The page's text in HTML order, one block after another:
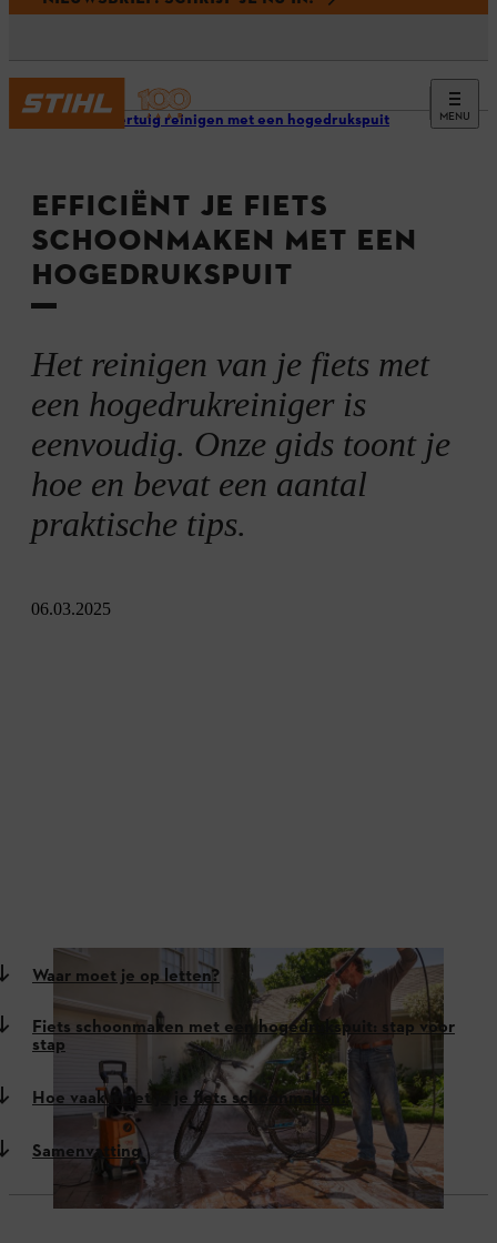
MENU
Een voertuig reinigen met een hogedrukspuit
EFFICIËNT JE FIETS
SCHOONMAKEN MET EEN
HOGEDRUKSPUIT
Het reinigen van je fiets met
een hogedrukreiniger is
eenvoudig. Onze gids toont je
hoe en bevat een aantal
praktische tips.
06.03.2025
Waar moet je op letten?
Fiets schoonmaken met een hogedrukspuit: stap voor
stap
Hoe vaak moet je je fiets schoonmaken?
Samenvatting